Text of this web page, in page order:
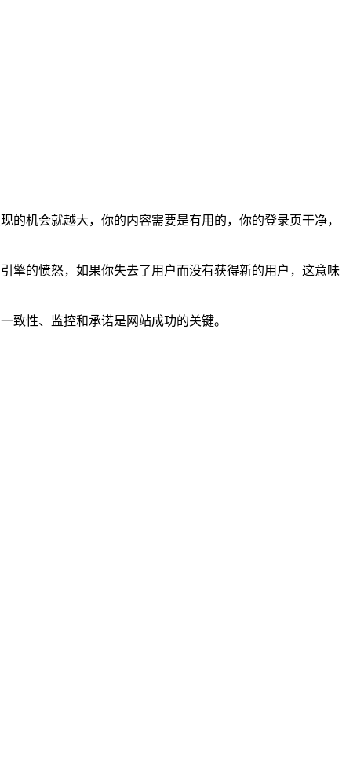
机会就越大，你的内容需要是有用的，你的登录页干净，
的愤怒，如果你失去了用户而没有获得新的用户，这意味
性、监控和承诺是网站成功的关键。